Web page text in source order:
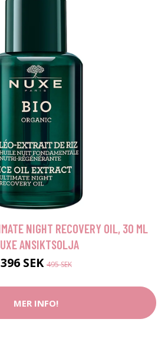
NIGHT RECOVERY OIL, 30 ML
ANSIKTSOLJA
396 SEK495 SEK
MER INFO!